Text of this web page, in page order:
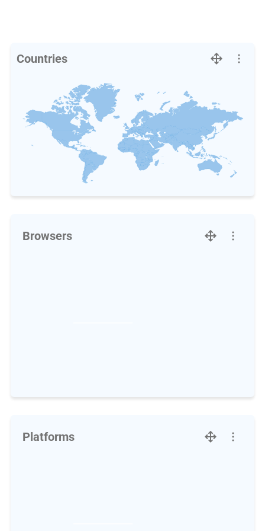
Countries
Browsers
Platforms